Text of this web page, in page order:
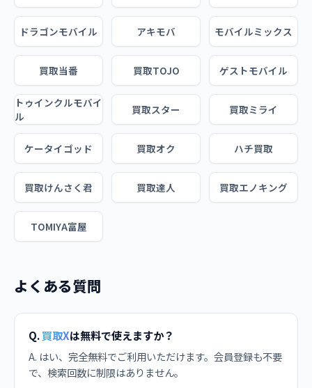
ドラゴンモバイル アキモバ モバイルミックス
買取当番 買取TOJO ゲストモバイル
トゥインクルモバイ
ル
買取スター 買取ミライ
ケータイゴッド 買取オク ハチ買取
買取けんさく君 買取達人 買取エノキング
TOMIYA富屋
よくある質問
Q.買取Xは無料で使えますか？
A. はい、完全無料でご利用いただけます。会員登録も不要
で、検索回数に制限はありません。